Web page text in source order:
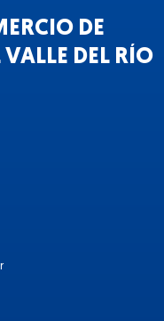
DE
DEL RÍO